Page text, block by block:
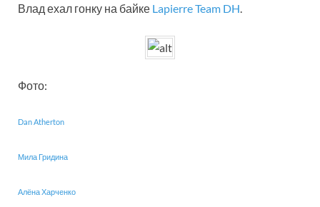
Влад ехал гонку на байке Lapierre Team DH
Фото:
Dan Atherton
Мила Гридина
Алёна Харченко